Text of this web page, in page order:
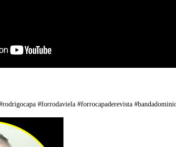
#forrodaviela #forrocapaderevista